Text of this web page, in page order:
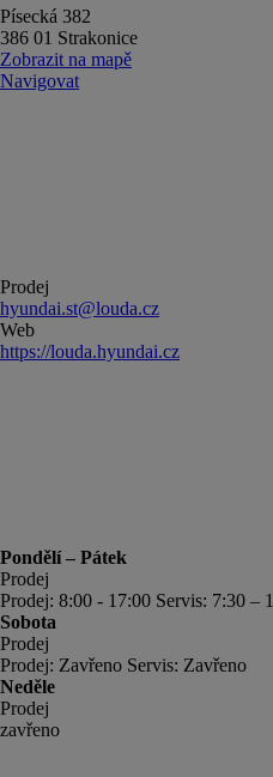
Písecká 382
386 01 Strakonice
Zobrazit na mapě
Navigovat
Prodej
hyundai.st@louda.cz
Web
https://louda.hyundai.cz
Pondělí – Pátek
Prodej
Prodej: 8:00 - 17:00 Servis: 7:30 –
Sobota
Prodej
Prodej: Zavřeno Servis: Zavřeno
Neděle
Prodej
zavřeno